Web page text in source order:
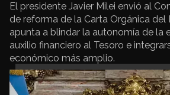
El presidente Javier Milei envió al
de reforma de la Carta Orgánica del
apunta a blindar la autonomía de la
auxilio financiero al Tesoro e
económico más amplio.